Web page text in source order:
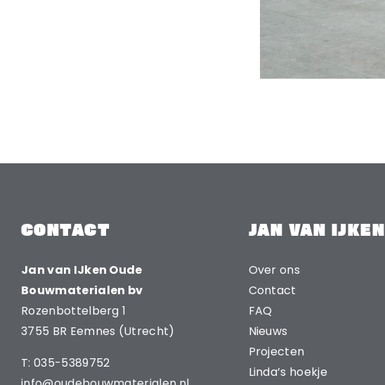
CONTACT
Jan van IJken Oude
Bouwmaterialen bv
Rozenbottelberg 1
3755 BR Eemnes (Utrecht)
T: 035-5389752
JAN VAN IJKEN
Over ons
Contact
FAQ
Nieuws
Projecten
Linda’s hoekje